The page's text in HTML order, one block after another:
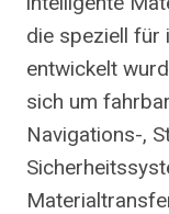
die speziell für
entwickelt
sich um
Navigations-,